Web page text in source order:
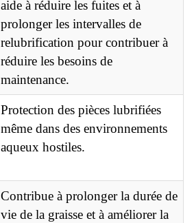
aide à réduire les fuites et à
prolonger les intervalles de
relubrification pour contribuer à
réduire les besoins de
maintenance.
Protection des pièces lubrifiées
même dans des environnements
aqueux hostiles.
Contribue à prolonger la durée de
vie de la graisse et à améliorer la